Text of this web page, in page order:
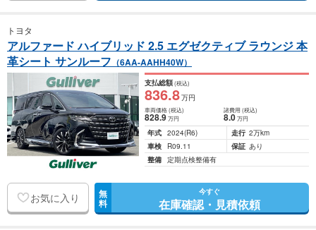
トヨタ
アルファード ハイブリッド 2.5 エグゼクティブ ラウンジ 本
革シート サンルーフ （6AA-AAHH40W）
支払総額(税込)
836.8万円
車両価格(税込)
828.9万円
諸費用 (税込)
8.0 万円
年式 2024(R6) 走行 2万km
車検
R09.11 保証 あり
整備 定期点検整備有
お気に入り 無
料
今すぐ
在庫確認・見積依頼